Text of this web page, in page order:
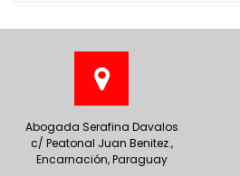
Abogada Serafina Davalos
c/ Peatonal Juan Benitez.,
Encarnación, Paraguay